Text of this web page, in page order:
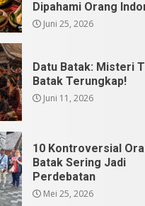
Juni 11, 2026
10 Kontroversial
Batak Sering Jadi
Perdebatan
Mei 25, 2026
Pesona Sumatera
Tradisi Rondang
yang Mendunia
Mei 4, 2026